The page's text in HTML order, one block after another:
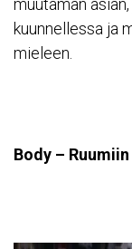
muutaman
kuunnellessa ja
mieleen.
Body –